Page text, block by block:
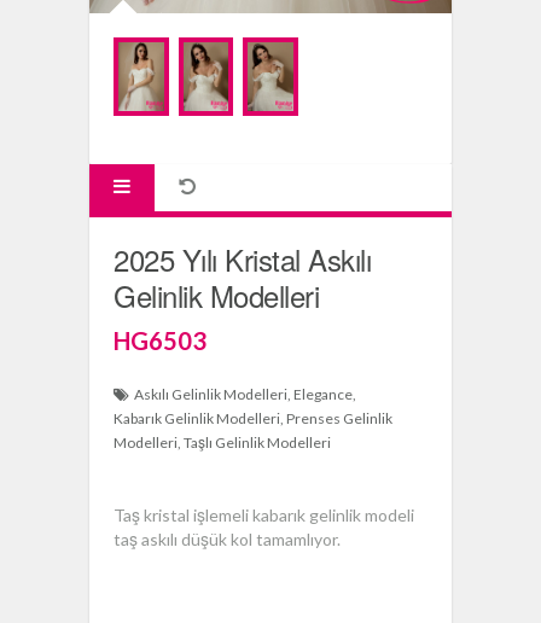
2025 Yılı Kristal Askılı
Gelinlik Modelleri
HG6503
Askılı Gelinlik Modelleri Elegance
Kabarık Gelinlik Modelleri Prenses Gelinlik
Modelleri Taşlı Gelinlik Modelleri
Taş kristal işlemeli kabarık gelinlik modeli
taş askılı düşük kol tamamlıyor.